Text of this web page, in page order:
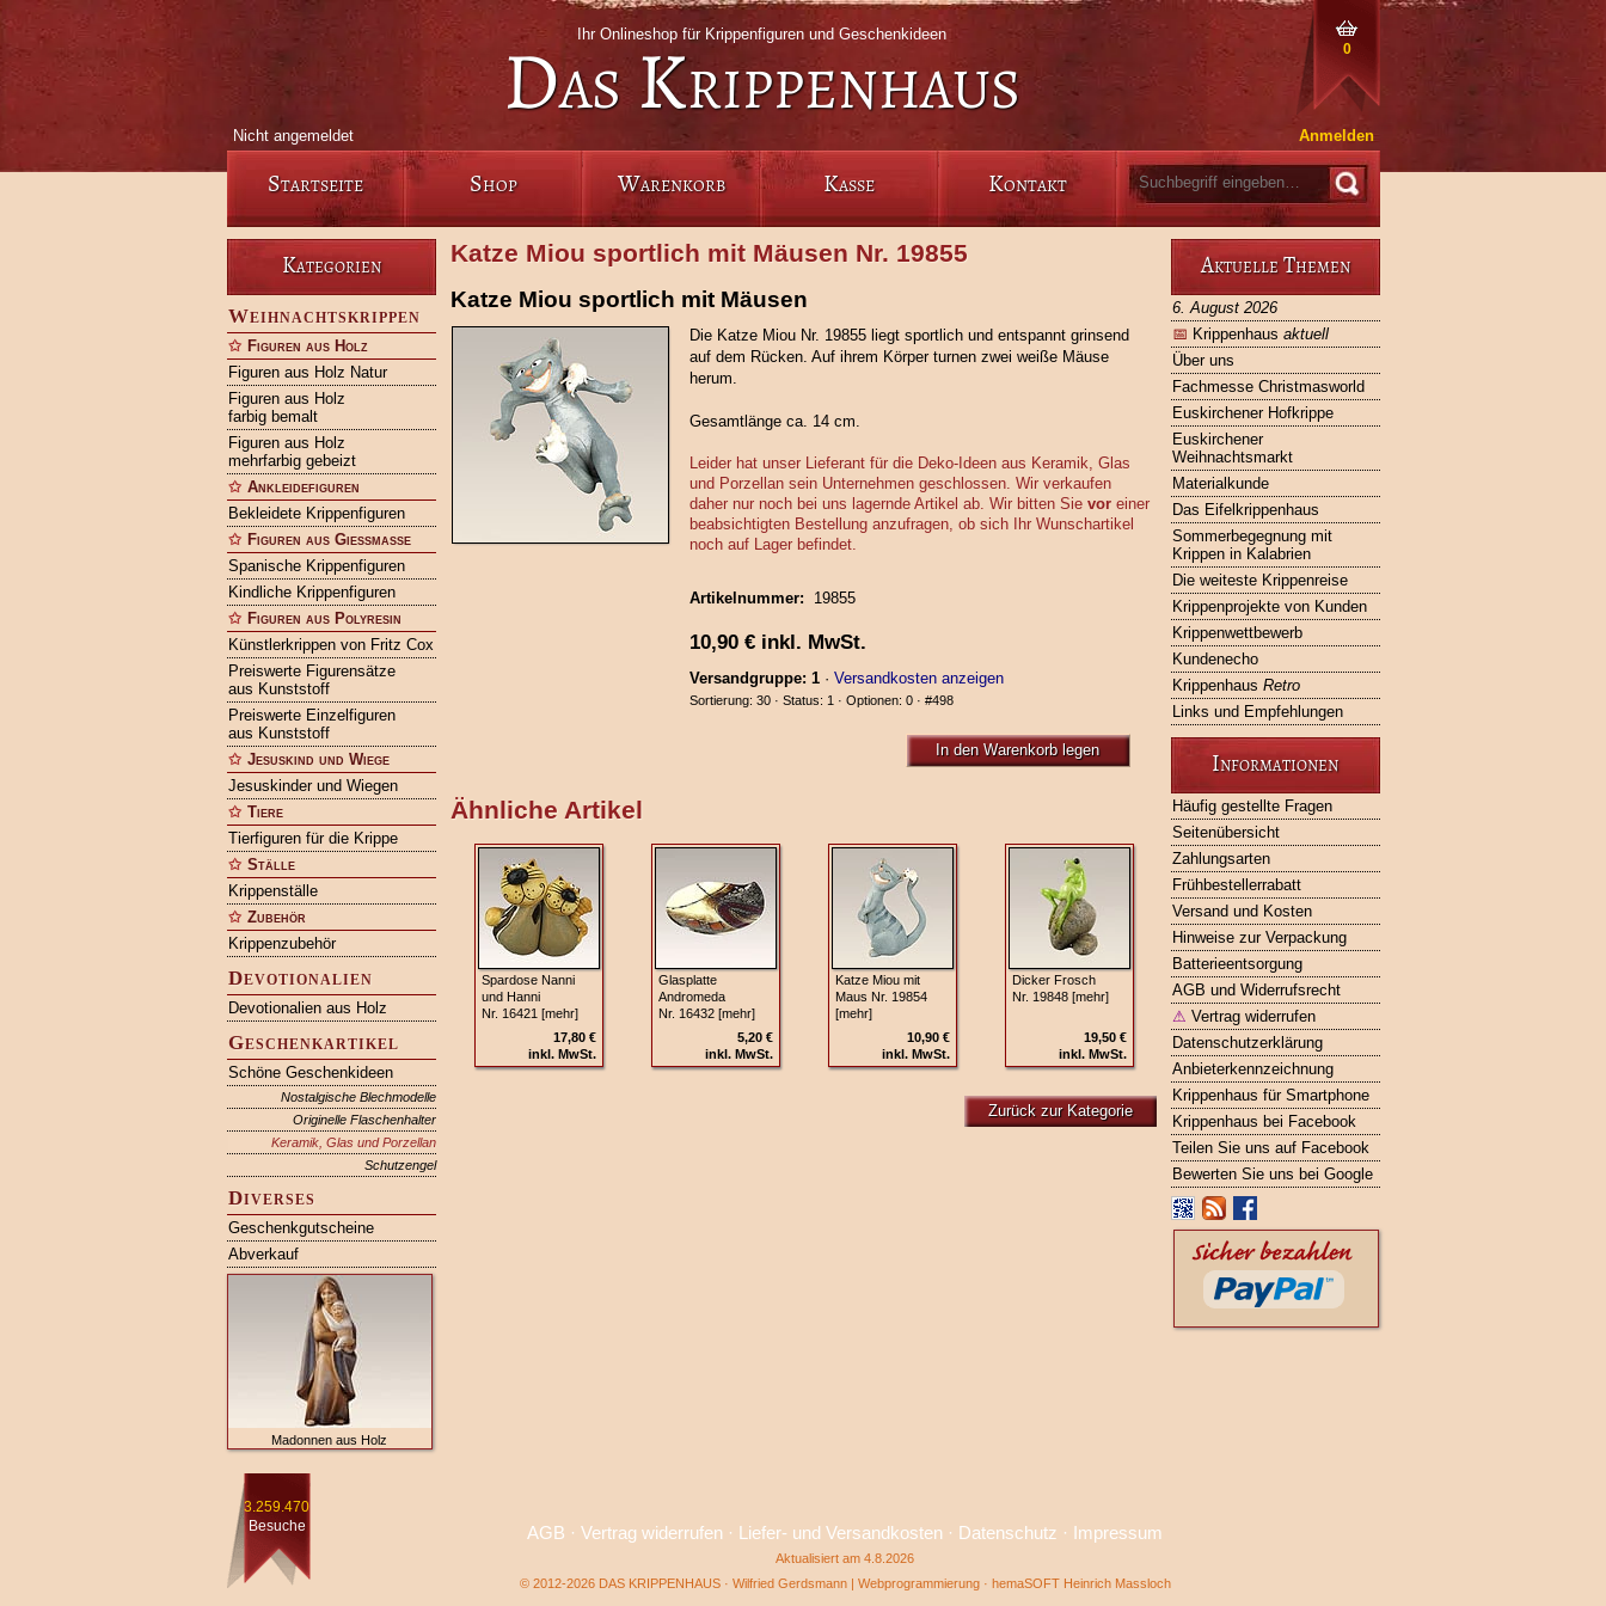
0
Ihr Onlineshop für Krippenfiguren und Geschenkideen
Das Krippenhaus
Nicht angemeldet Anmelden
Startseite Shop Warenkorb Kasse Kontakt
Kategorien
Weihnachtskrippen
Figuren aus Holz
Figuren aus Holz Natur
Figuren aus Holz
farbig bemalt
Figuren aus Holz
mehrfarbig gebeizt
Ankleidefiguren
Bekleidete Krippenfiguren
Figuren aus Gießmasse
Spanische Krippenfiguren
Kindliche Krippenfiguren
Figuren aus Polyresin
Künstlerkrippen von Fritz Cox
Preiswerte Figurensätze
aus Kunststoff
Preiswerte Einzelfiguren
aus Kunststoff
Jesuskind und Wiege
Jesuskinder und Wiegen
Tiere
Tierfiguren für die Krippe
Ställe
Krippenställe
Zubehör
Krippenzubehör
Devotionalien
Devotionalien aus Holz
Geschenkartikel
Schöne Geschenkideen
Nostalgische Blechmodelle
Originelle Flaschenhalter
Keramik, Glas und Porzellan
Schutzengel
Diverses
Geschenkgutscheine
Abverkauf
Madonnen aus Holz
Aktuelle Themen
6. August 2026
📅 Krippenhaus aktuell
Über uns
Fachmesse Christmasworld
Euskirchener Hofkrippe
Euskirchener
Weihnachtsmarkt
Materialkunde
Das Eifelkrippenhaus
Sommerbegegnung mit
Krippen in Kalabrien
Die weiteste Krippenreise
Krippenprojekte von Kunden
Krippenwettbewerb
Kundenecho
Krippenhaus Retro
Links und Empfehlungen
Informationen
Häufig gestellte Fragen
Seitenübersicht
Zahlungsarten
Frühbestellerrabatt
Versand und Kosten
Hinweise zur Verpackung
Batterieentsorgung
AGB und Widerrufsrecht
⚠ Vertrag widerrufen
Datenschutzerklärung
Anbieterkennzeichnung
Krippenhaus für Smartphone
Krippenhaus bei Facebook
Teilen Sie uns auf Facebook
Bewerten Sie uns bei Google
Katze Miou sportlich mit Mäusen Nr. 19855
Katze Miou sportlich mit Mäusen
Die Katze Miou Nr. 19855 liegt sportlich und entspannt grinsend
auf dem Rücken. Auf ihrem Körper turnen zwei weiße Mäuse
herum.
Gesamtlänge ca. 14 cm.
Leider hat unser Lieferant für die Deko-Ideen aus Keramik, Glas
und Porzellan sein Unternehmen geschlossen. Wir verkaufen
daher nur noch bei uns lagernde Artikel ab. Wir bitten Sie voreiner
beabsichtigten Bestellung anzufragen, ob sich Ihr Wunschartikel
noch auf Lager befindet.
Artikelnummer: 19855
10,90 €inkl. MwSt.
Versandgruppe: 1· Versandkosten anzeigen
Sortierung: 30 · Status: 1 · Optionen: 0 · #498
In den Warenkorb legen
Ähnliche Artikel
Spardose Nanni
und Hanni
Nr. 16421 [mehr]
17,80 €
inkl. MwSt.
Glasplatte
Andromeda
Nr. 16432 [mehr]
5,20 €
inkl. MwSt.
Katze Miou mit
Maus Nr. 19854
[mehr]
10,90 €
inkl. MwSt.
Dicker Frosch
Nr. 19848 [mehr]
19,50 €
inkl. MwSt.
Zurück zur Kategorie
3.259.470
Besuche
AGB · Vertrag widerrufen · Liefer- und Versandkosten · Datenschutz · Impressum
Aktualisiert am 4.8.2026
© 2012-2026 DAS KRIPPENHAUS · Wilfried Gerdsmann | Webprogrammierung · hemaSOFT Heinrich Massloch